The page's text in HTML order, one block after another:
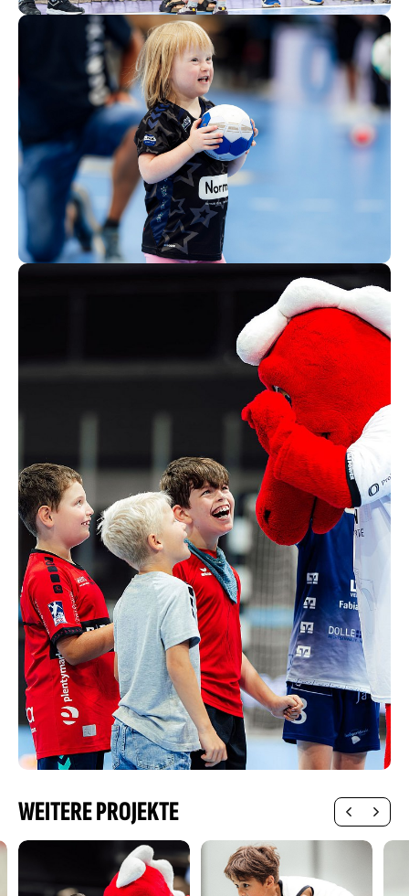
WEITERE PROJEKTE